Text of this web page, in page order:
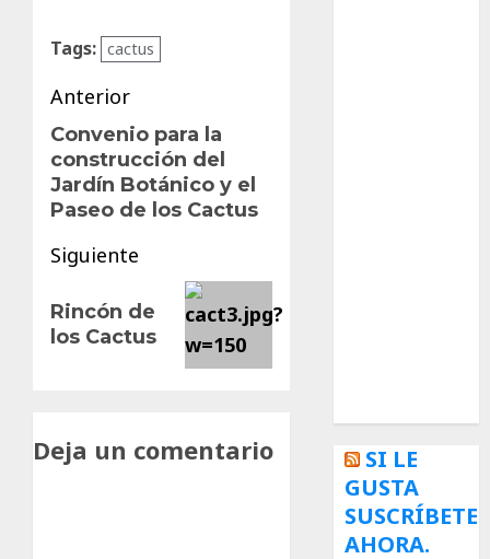
Tags: cactus
Navegación
de
entradas
Anterior
Entrada
anterior:
Convenio para la
construcción del
Jardín Botánico y el
Paseo de los Cactus
Siguiente
entrada:
Rincón de
los Cactus
Deja un comentario
SI LE
GUSTA
SUSCRÍBETE
AHORA.